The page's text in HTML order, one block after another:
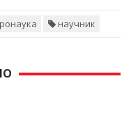
научник